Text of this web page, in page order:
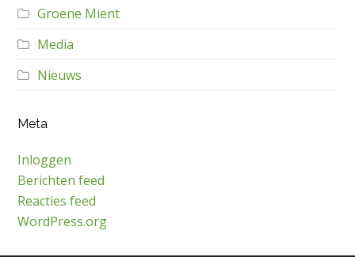
Groene Mient
Media
Nieuws
Meta
Inloggen
Berichten feed
Reacties feed
WordPress.org